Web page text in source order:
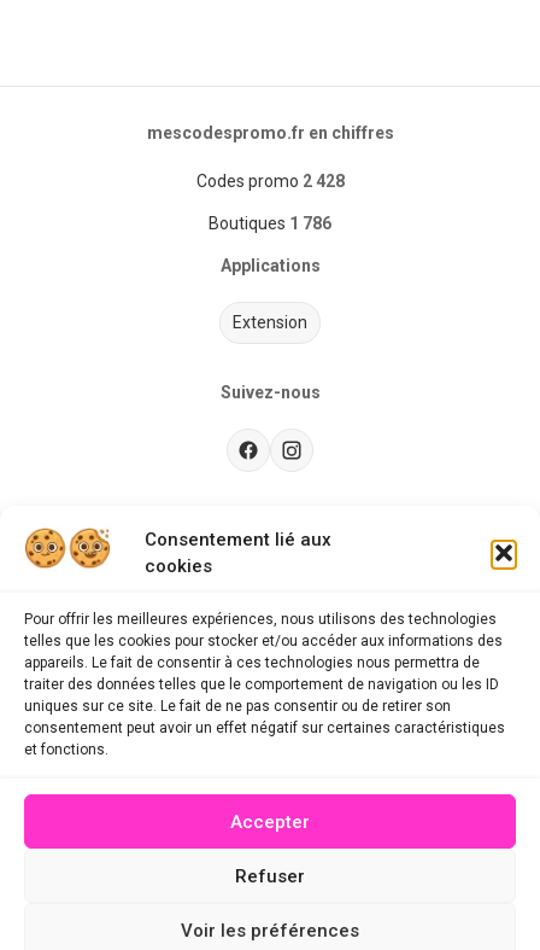
Consentement lié aux
cookies
Pour offrir les meilleures expériences, nous utilisons des technologies
telles que les cookies pour stocker et/ou accéder aux informations des
appareils. Le fait de consentir à ces technologies nous permettra de
traiter des données telles que le comportement de navigation ou les ID
uniques sur ce site. Le fait de ne pas consentir ou de retirer son
consentement peut avoir un effet négatif sur certaines caractéristiques
et fonctions.
Accepter
Refuser
Voir les préférences
mescodespromo.fr en chiffres
Codes promo 2 428
Boutiques 1 786
Applications
Extension
Suivez-nous
FAQ
Mentions légales
Politique de confidentialité
Contact